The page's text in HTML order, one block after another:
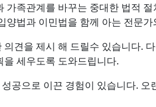
족관계를 바꾸는 중대한 법적
법과 이민법을 함께 아는 전문
견을 제시 해 드릴수 있습니다.
세우도록 도와드립니다.
공으로 이끈 경험이 있습니다.